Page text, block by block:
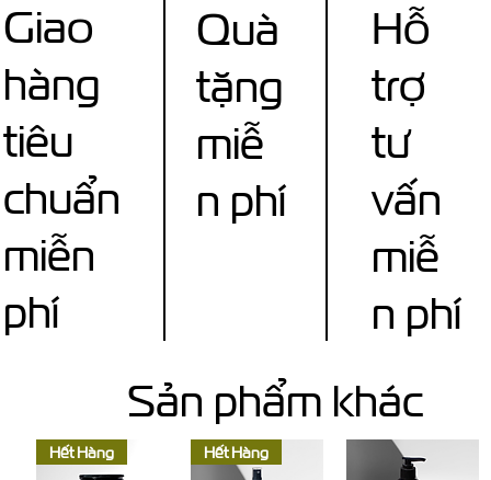
Giao
hàng
tiêu
chuẩn
miễn
phí
Quà
tặng
miễ
n phí
Hỗ
trợ
tư
vấn
miễ
n phí
Sản phẩm khác
Hết Hàng Hết Hàng